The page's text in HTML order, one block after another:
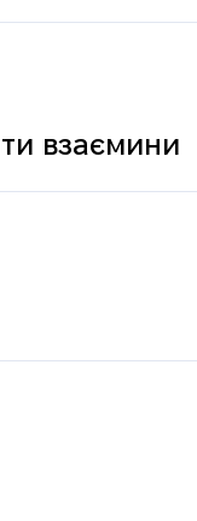
взаємини